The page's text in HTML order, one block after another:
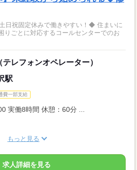
固定休みで働きやすい！◆ 住まいに
りごとに対応するコールセンターでのお
レフォンオペレーター）
駅
費一部支給
実働8時間 休憩：60分 ...
もっと見る
求人詳細を見る